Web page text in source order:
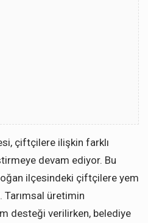
çiftçilere ilişkin farklı
devam ediyor. Bu
ilçesindeki çiftçilere yem
üretimin
desteği verilirken, belediye